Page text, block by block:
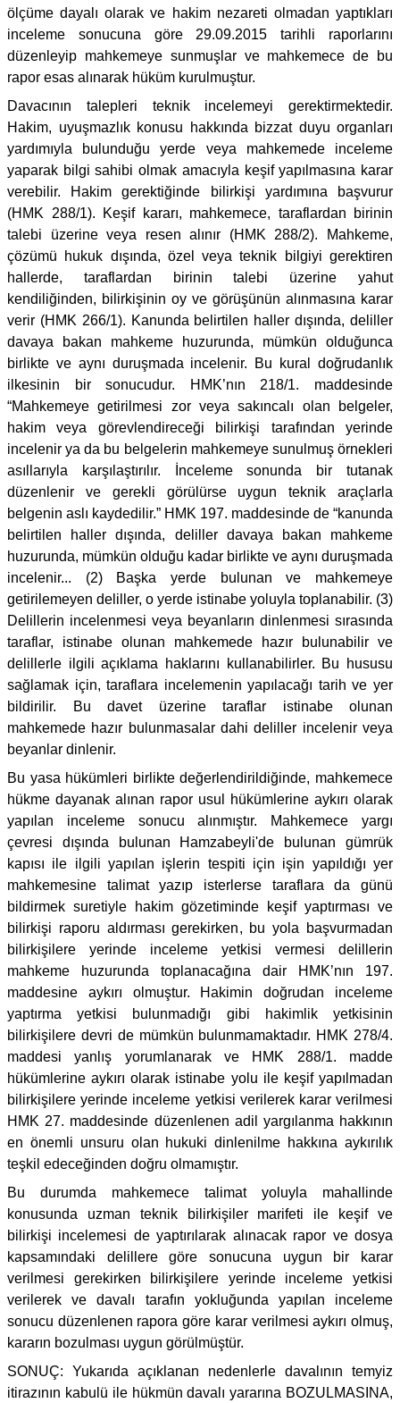
ölçüme dayalı olarak ve hakim nezareti olmadan yaptıkları
inceleme sonucuna göre 29.09.2015 tarihli raporlarını
düzenleyip mahkemeye sunmuşlar ve mahkemece de bu
rapor esas alınarak hüküm kurulmuştur.
Davacının talepleri teknik incelemeyi gerektirmektedir.
Hakim, uyuşmazlık konusu hakkında bizzat duyu organları
yardımıyla bulunduğu yerde veya mahkemede inceleme
yaparak bilgi sahibi olmak amacıyla keşif yapılmasına karar
verebilir. Hakim gerektiğinde bilirkişi yardımına başvurur
(HMK 288/1). Keşif kararı, mahkemece, taraflardan birinin
talebi üzerine veya resen alınır (HMK 288/2). Mahkeme,
çözümü hukuk dışında, özel veya teknik bilgiyi gerektiren
hallerde, taraflardan birinin talebi üzerine yahut
kendiliğinden, bilirkişinin oy ve görüşünün alınmasına karar
verir (HMK 266/1). Kanunda belirtilen haller dışında, deliller
davaya bakan mahkeme huzurunda, mümkün olduğunca
birlikte ve aynı duruşmada incelenir. Bu kural doğrudanlık
ilkesinin bir sonucudur. HMK’nın 218/1. maddesinde
“Mahkemeye getirilmesi zor veya sakıncalı olan belgeler,
hakim veya görevlendireceği bilirkişi tarafından yerinde
incelenir ya da bu belgelerin mahkemeye sunulmuş örnekleri
asıllarıyla karşılaştırılır. İnceleme sonunda bir tutanak
düzenlenir ve gerekli görülürse uygun teknik araçlarla
belgenin aslı kaydedilir.” HMK 197. maddesinde de “kanunda
belirtilen haller dışında, deliller davaya bakan mahkeme
huzurunda, mümkün olduğu kadar birlikte ve aynı duruşmada
incelenir... (2) Başka yerde bulunan ve mahkemeye
getirilemeyen deliller, o yerde istinabe yoluyla toplanabilir. (3)
Delillerin incelenmesi veya beyanların dinlenmesi sırasında
taraflar, istinabe olunan mahkemede hazır bulunabilir ve
delillerle ilgili açıklama haklarını kullanabilirler. Bu hususu
sağlamak için, taraflara incelemenin yapılacağı tarih ve yer
bildirilir. Bu davet üzerine taraflar istinabe olunan
mahkemede hazır bulunmasalar dahi deliller incelenir veya
beyanlar dinlenir.
Bu yasa hükümleri birlikte değerlendirildiğinde, mahkemece
hükme dayanak alınan rapor usul hükümlerine aykırı olarak
yapılan inceleme sonucu alınmıştır. Mahkemece yargı
çevresi dışında bulunan Hamzabeyli'de bulunan gümrük
kapısı ile ilgili yapılan işlerin tespiti için işin yapıldığı yer
mahkemesine talimat yazıp isterlerse taraflara da günü
bildirmek suretiyle hakim gözetiminde keşif yaptırması ve
bilirkişi raporu aldırması gerekirken, bu yola başvurmadan
bilirkişilere yerinde inceleme yetkisi vermesi delillerin
mahkeme huzurunda toplanacağına dair HMK’nın 197.
maddesine aykırı olmuştur. Hakimin doğrudan inceleme
yaptırma yetkisi bulunmadığı gibi hakimlik yetkisinin
bilirkişilere devri de mümkün bulunmamaktadır. HMK 278/4.
maddesi yanlış yorumlanarak ve HMK 288/1. madde
hükümlerine aykırı olarak istinabe yolu ile keşif yapılmadan
bilirkişilere yerinde inceleme yetkisi verilerek karar verilmesi
HMK 27. maddesinde düzenlenen adil yargılanma hakkının
en önemli unsuru olan hukuki dinlenilme hakkına aykırılık
teşkil edeceğinden doğru olmamıştır.
Bu durumda mahkemece talimat yoluyla mahallinde
konusunda uzman teknik bilirkişiler marifeti ile keşif ve
bilirkişi incelemesi de yaptırılarak alınacak rapor ve dosya
kapsamındaki delillere göre sonucuna uygun bir karar
verilmesi gerekirken bilirkişilere yerinde inceleme yetkisi
verilerek ve davalı tarafın yokluğunda yapılan inceleme
sonucu düzenlenen rapora göre karar verilmesi aykırı olmuş,
kararın bozulması uygun görülmüştür.
SONUÇ: Yukarıda açıklanan nedenlerle davalının temyiz
itirazının kabulü ile hükmün davalı yararına BOZULMASINA,